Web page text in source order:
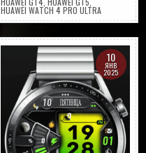
HUAWEI WATCH 4 PRO ULTRA
10
ЯНВ
2025